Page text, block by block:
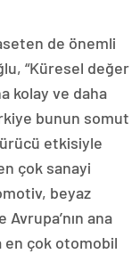
de önemli
“Küresel değer
kolay ve daha
bunun somut
etkisiyle
çok sanayi
beyaz
ana
en çok otomobil